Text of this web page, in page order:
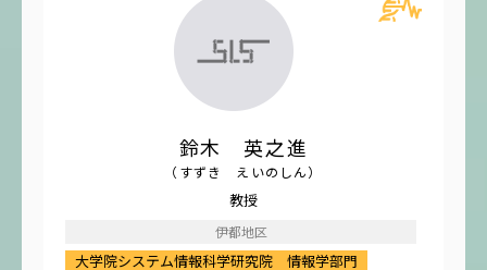
鈴木 英之進
（すずき えいのしん）
教授
伊都地区
大学院システム情報科学研究院 情報学部門